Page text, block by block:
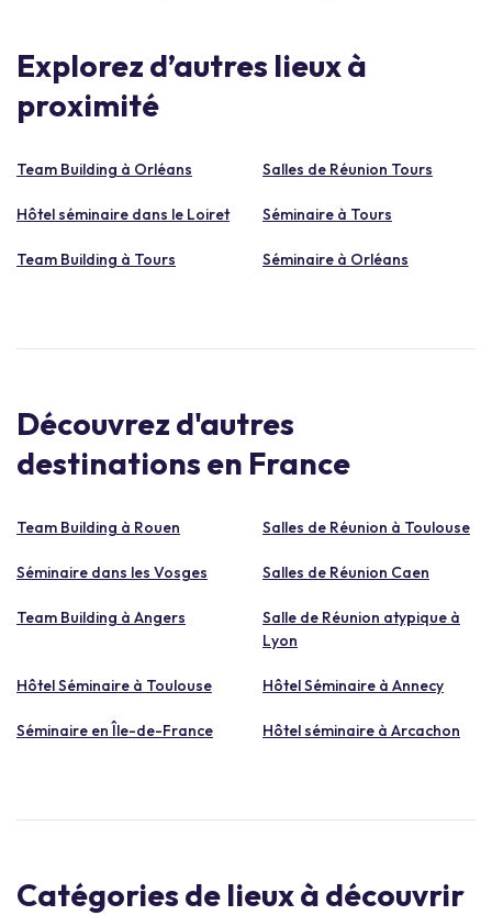
Explorez d’autres lieux à
proximité
Team Building à Orléans Salles de Réunion Tours
Hôtel séminaire dans le Loiret Séminaire à Tours
Team Building à Tours Séminaire à Orléans
Découvrez d'autres
destinations en France
Team Building à Rouen Salles de Réunion à Toulouse
Séminaire dans les Vosges Salles de Réunion Caen
Team Building à Angers
Salle de Réunion atypique à
Lyon
Hôtel Séminaire à Toulouse Hôtel Séminaire à Annecy
Séminaire en Île-de-France Hôtel séminaire à Arcachon
Catégories de lieux à découvrir